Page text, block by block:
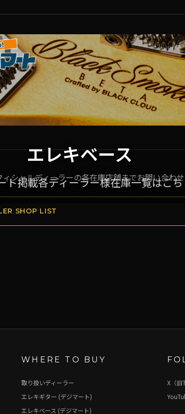
エレキベース
ト掲載各ディーラー様在庫一覧はこ
シャルディーラーの各在庫店舗までお問い合わせ
SHOP LIST
WHERE TO BUY
取り扱いディーラー
エレキギター (デジマート)
エレキベース (デジマート)
X（旧